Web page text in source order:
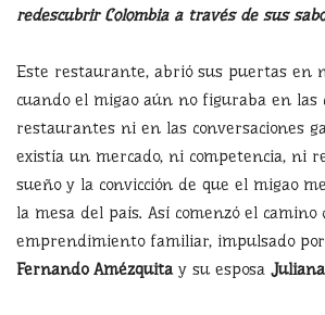
redescubrir Colombia a través de sus
Este restaurante, abrió sus puertas en
cuando el migao aún no figuraba en las
restaurantes ni en las conversaciones
existía un mercado, ni competencia, ni
sueño y la convicción de que el migao
la mesa del país. Así comenzó el camino
emprendimiento familiar, impulsado
Fernando Amézquitay su esposa